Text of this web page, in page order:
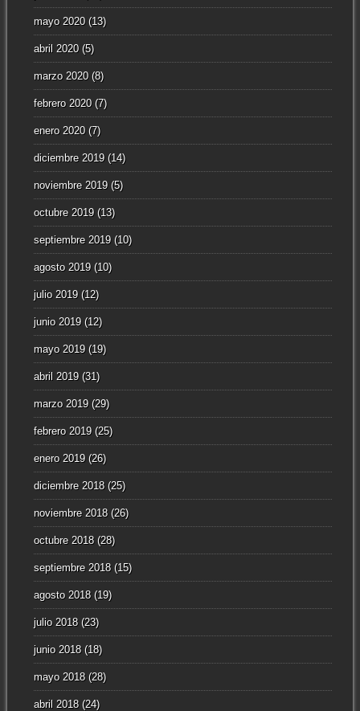
mayo 2020(13)
abril 2020(5)
marzo 2020(8)
febrero 2020(7)
enero 2020(7)
diciembre 2019(14)
noviembre 2019(5)
octubre 2019(13)
septiembre 2019(10)
agosto 2019(10)
julio 2019(12)
junio 2019(12)
mayo 2019(19)
abril 2019(31)
marzo 2019(29)
febrero 2019(25)
enero 2019(26)
diciembre 2018(25)
noviembre 2018(26)
octubre 2018(28)
septiembre 2018(15)
agosto 2018(19)
julio 2018(23)
junio 2018(18)
mayo 2018(28)
abril 2018(24)